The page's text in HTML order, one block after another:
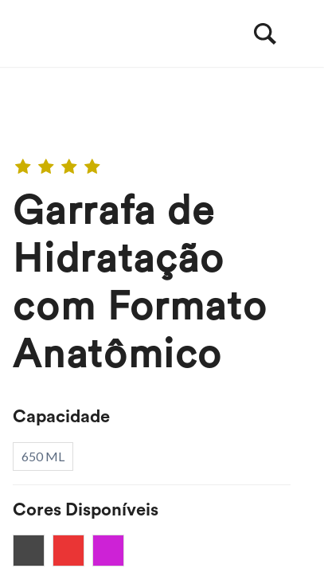
Garrafa de
Hidratação
com Formato
Anatômico
Capacidade
650 ML
Cores Disponíveis